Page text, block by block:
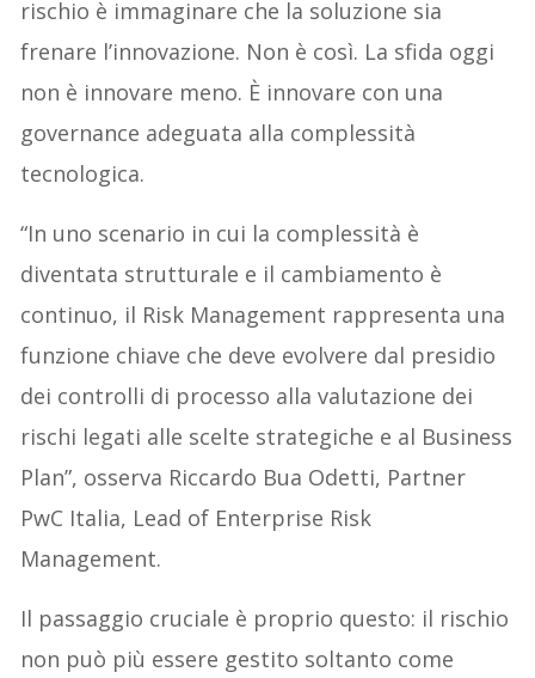
rischio è immaginare che la soluzione sia
frenare l’innovazione. Non è così. La sfida oggi
non è innovare meno. È innovare con una
governance adeguata alla complessità
tecnologica.
“In uno scenario in cui la complessità è
diventata strutturale e il cambiamento è
continuo, il Risk Management rappresenta una
funzione chiave che deve evolvere dal presidio
dei controlli di processo alla valutazione dei
rischi legati alle scelte strategiche e al Business
Plan”, osserva Riccardo Bua Odetti, Partner
PwC Italia, Lead of Enterprise Risk
Management.
Il passaggio cruciale è proprio questo: il rischio
non può più essere gestito soltanto come